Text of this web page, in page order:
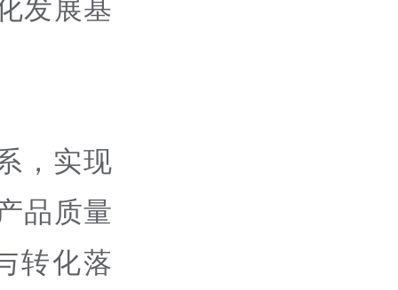
发展基
，实现
品质量
转化落